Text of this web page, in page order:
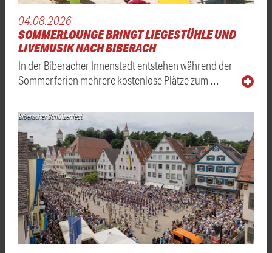
04.08.2026
SOMMERLOUNGE BRINGT LIEGESTÜHLE UND
LIVEMUSIK NACH BIBERACH
In der Biberacher Innenstadt entstehen während der
Sommerferien mehrere kostenlose Plätze zum …
Biberacher Schützenfest